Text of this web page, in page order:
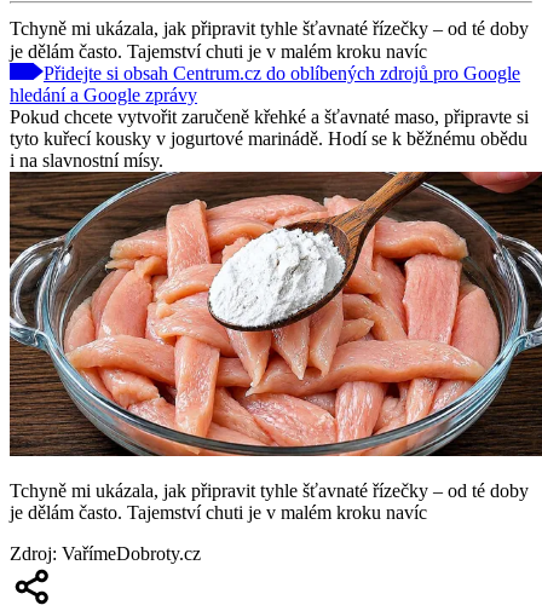
Tchyně mi ukázala, jak připravit tyhle šťavnaté řízečky – od té doby
je dělám často. Tajemství chuti je v malém kroku navíc
Přidejte si obsah Centrum.cz do oblíbených zdrojů pro Google
hledání a Google zprávy
Pokud chcete vytvořit zaručeně křehké a šťavnaté maso, připravte si
tyto kuřecí kousky v jogurtové marinádě. Hodí se k běžnému obědu
i na slavnostní mísy.
Tchyně mi ukázala, jak připravit tyhle šťavnaté řízečky – od té doby
je dělám často. Tajemství chuti je v malém kroku navíc
Zdroj: VařímeDobroty.cz